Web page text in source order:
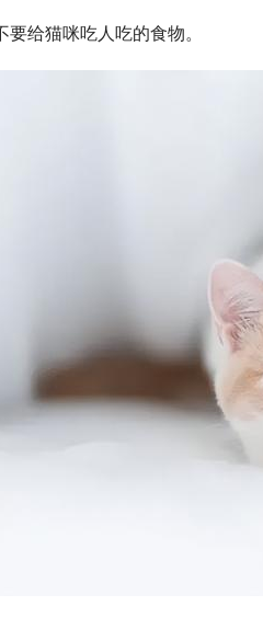
要给猫咪吃人吃的食物。